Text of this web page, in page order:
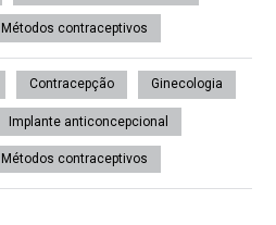
Métodos contraceptivos
Contracepção Ginecologia
Implante anticoncepcional
Métodos contraceptivos